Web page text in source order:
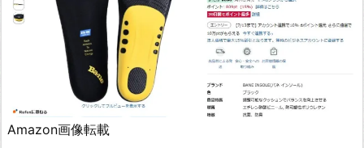
Amazon画像転載